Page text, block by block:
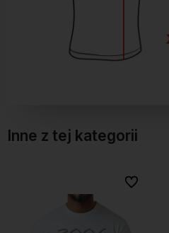
Inne z tej kategorii